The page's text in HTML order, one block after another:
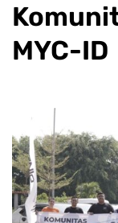
MYC-ID